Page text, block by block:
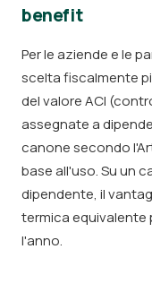
benefit
Per le aziende e le
scelta fiscalmente
del valore ACI
assegnate a
canone secondo
base all'uso. Su un
dipendente, il
termica equivalente
l'anno.